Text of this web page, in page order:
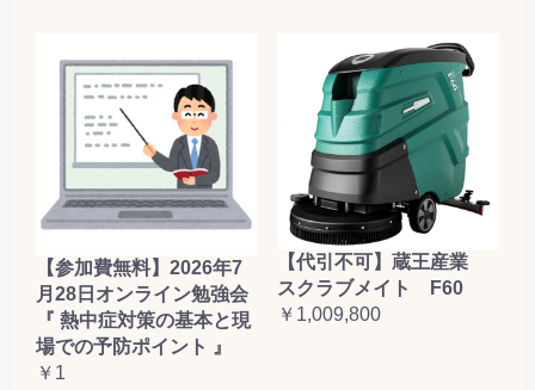
【参加費無料】2026年7
月28日オンライン勉強会
『 熱中症対策の基本と現
場での予防ポイント 』
￥1
【代引不可】蔵王産業
スクラブメイト F60
￥1,009,800